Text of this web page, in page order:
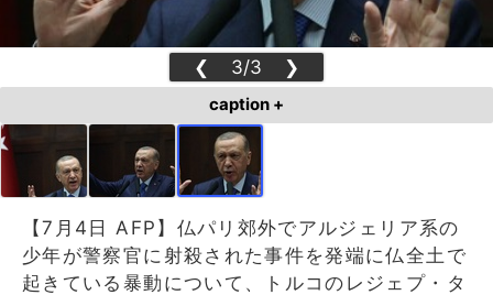
❮ 3/3 ❯
caption +
【7月4日 AFP】仏パリ郊外でアルジェリア系の
少年が警察官に射殺された事件を発端に仏全土で
起きている暴動について、トルコのレジェプ・タ